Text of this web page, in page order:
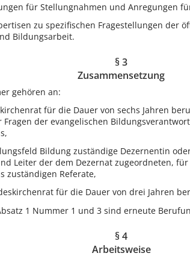
für Stellungnahmen und Anregungen
zu spezifischen Fragestellungen der
Bildungsarbeit.
§ 3
Zusammensetzung
gehören an:
für die Dauer von sechs Jahren
Fragen der evangelischen
Bildung zuständige Dezernentin
Leiter der dem Dezernat zugeordneten,
zuständigen Referate,
für die Dauer von drei Jahren
1 Nummer 1 und 3 sind erneute
§ 4
Arbeitsweise